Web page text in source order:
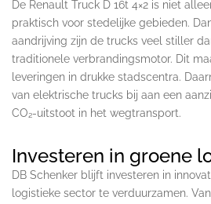
De Renault Truck D 16t 4×2 is niet
praktisch voor stedelijke gebieden.
aandrijving zijn de trucks veel stiller
traditionele verbrandingsmotor. Dit
leveringen in drukke stadscentra.
van elektrische trucks bij aan een
CO₂-uitstoot in het wegtransport.
Investeren in groene
DB Schenker blijft investeren in
logistieke sector te verduurzamen.